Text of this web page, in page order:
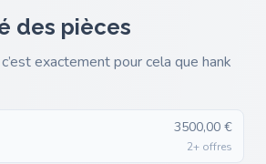
des pièces
exactement pour cela que hank
3500,00 €
2+ offres